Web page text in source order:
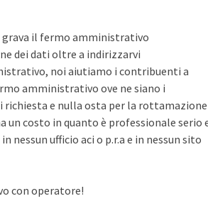
grava il fermo amministrativo
dei dati oltre a indirizzarvi
noi aiutiamo i contribuenti a
amministrativo ove ne siano i
e nulla osta per la rottamazione
costo in quanto è professionale serio
ufficio aci o p.r.a e in nessun sito
con operatore!